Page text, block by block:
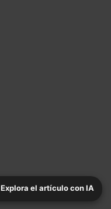
Explora el artículo con IA